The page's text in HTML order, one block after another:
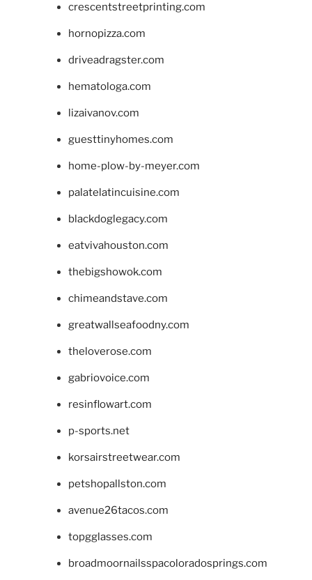
crescentstreetprinting.com
hornopizza.com
driveadragster.com
hematologa.com
lizaivanov.com
guesttinyhomes.com
home-plow-by-meyer.com
palatelatincuisine.com
blackdoglegacy.com
eatvivahouston.com
thebigshowok.com
chimeandstave.com
greatwallseafoodny.com
theloverose.com
gabriovoice.com
resinflowart.com
p-sports.net
korsairstreetwear.com
petshopallston.com
avenue26tacos.com
topgglasses.com
broadmoornailsspacoloradosprings.com